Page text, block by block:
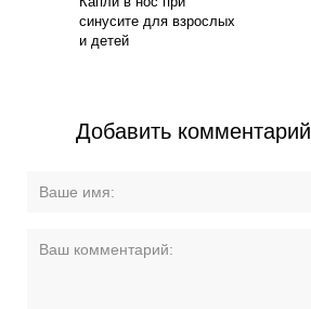
синусите для взрослых
и детей
Добавить комментарий